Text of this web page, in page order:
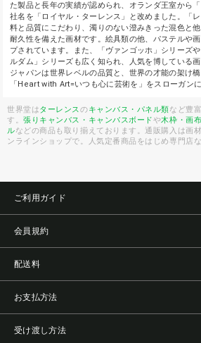
た製品と長年の実績が認められ、オランダ王室から
社名を「ロイヤル・ターレンス」と改めました。「
料と品質にこだわり、濁りのない澄みきった混色と
耐久性を備えた画材です。絵具類の他、パステルや
プされています。また、「ヴァンゴッホ」シリーズ
ルダム」シリーズも広く知られ、人気を博している
ジャパンは世界レベルの品質と、世界の才能の架け橋
「Heart with Art=いつも心に芸術を」をスローガンに
世界堂はターレンスのキャンバス・パネル類など豊
す。張りキャンバス・キャンバスボードや木枠・画
ルなどの商品も取り揃えております。通販購入は画
ンラインショップで。人気定番商品をはじめ専門店
ご利用ガイド
会員規約
配送料
お支払方法
受け渡し方法